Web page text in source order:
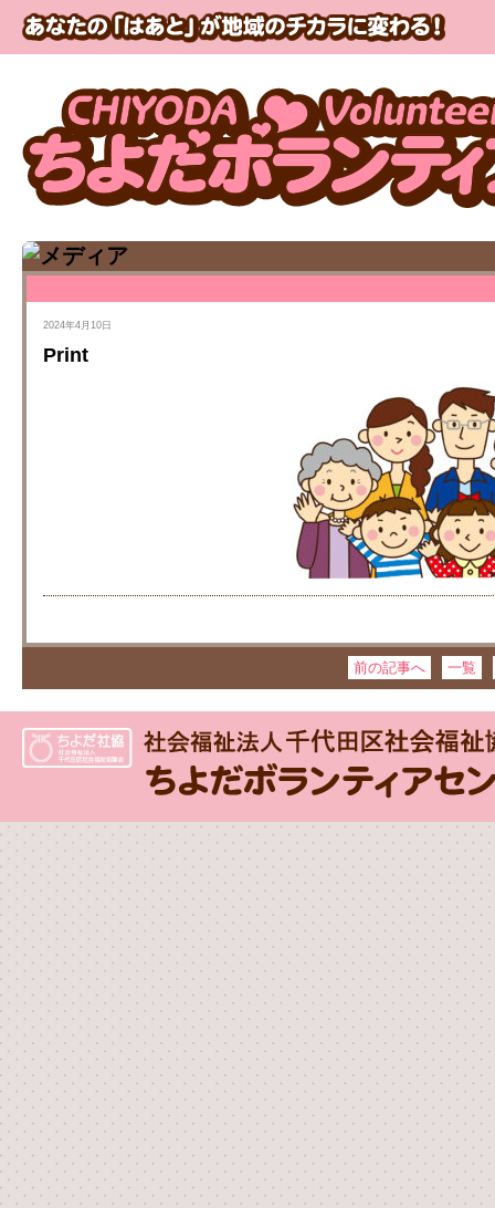
2024年4月10日
Print
前の記事へ 一覧